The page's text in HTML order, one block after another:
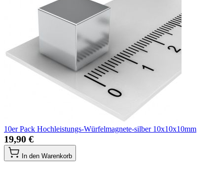
10er Pack Hochleistungs-Würfelmagnete-silber 10x10x10mm
19,90 €
In den Warenkorb